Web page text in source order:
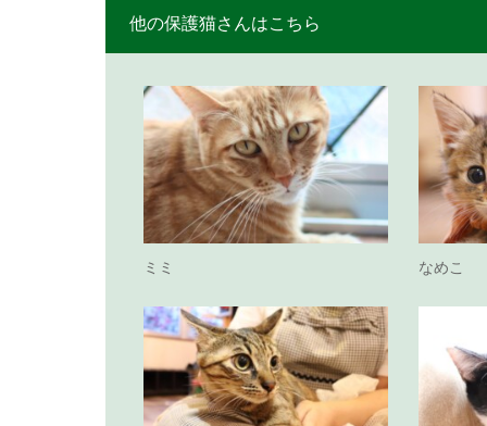
他の保護猫さんはこちら
ミミ なめこ